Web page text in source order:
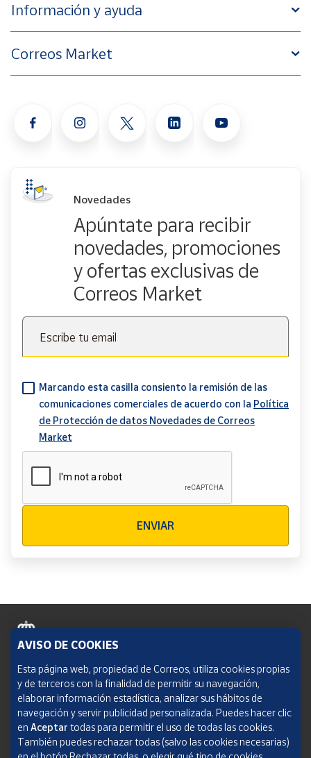
Información y ayuda
Correos Market
Novedades
Apúntate para recibir
novedades, promociones
y ofertas exclusivas de
Correos Market
Escribe tu email
Marcando esta casilla consiento la remisión de las
comunicaciones comerciales de acuerdo con la Política
de Protección de datos Novedades de Correos
Market
ENVIAR
Política de cookies
Aviso legal
Condiciones del servicio
Política de Privacidad Web
AVISO DE COOKIES
Esta página web, propiedad de Correos, utiliza cookies propias
y de terceros con la finalidad de permitir su navegación,
elaborar información estadística, analizar sus hábitos de
navegación y servir publicidad personalizada. Puedes hacer clic
en Aceptar todas para permitir el uso de todas las cookies.
También puedes rechazar todas (salvo las cookies necesarias)